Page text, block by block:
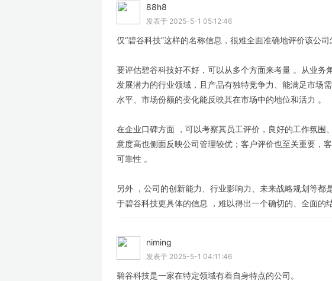
88h8
发表于 2025-5-1 05:12:46
仅“碧谷科技”这样的名称信息，很难全面准确地评价该公司
要评估碧谷科技好不好，可以从多个方面来考量 。从业务
发展潜力的行业领域，且产品有独特竞争力、能满足市场
水平、市场份额的变化能反映其在市场中的地位和活力 。
在企业口碑方面 ，可以考察其员工评价，良好的工作氛围
意度高也侧面反映公司管理较优；客户评价也至关重要，
可靠性 。
另外 ，公司的创新能力、行业影响力、未来战略规划等都
于碧谷科技更具体的信息 ，难以得出一个确切的、全面的
niming
发表于 2025-5-1 04:11:46
碧谷科技是一家在特定领域有着自身特点的公司。